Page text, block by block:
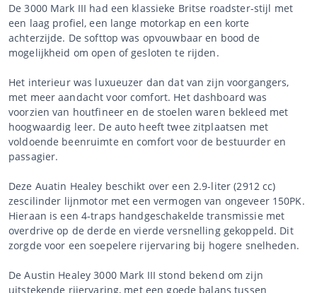
De 3000 Mark III had een klassieke Britse roadster-stijl met
een laag profiel, een lange motorkap en een korte
achterzijde. De softtop was opvouwbaar en bood de
mogelijkheid om open of gesloten te rijden.
Het interieur was luxueuzer dan dat van zijn voorgangers,
met meer aandacht voor comfort. Het dashboard was
voorzien van houtfineer en de stoelen waren bekleed met
hoogwaardig leer. De auto heeft twee zitplaatsen met
voldoende beenruimte en comfort voor de bestuurder en
passagier.
Deze Auatin Healey beschikt over een 2.9-liter (2912 cc)
zescilinder lijnmotor met een vermogen van ongeveer 150PK.
Hieraan is een 4-traps handgeschakelde transmissie met
overdrive op de derde en vierde versnelling gekoppeld. Dit
zorgde voor een soepelere rijervaring bij hogere snelheden.
De Austin Healey 3000 Mark III stond bekend om zijn
uitstekende rijervaring, met een goede balans tussen